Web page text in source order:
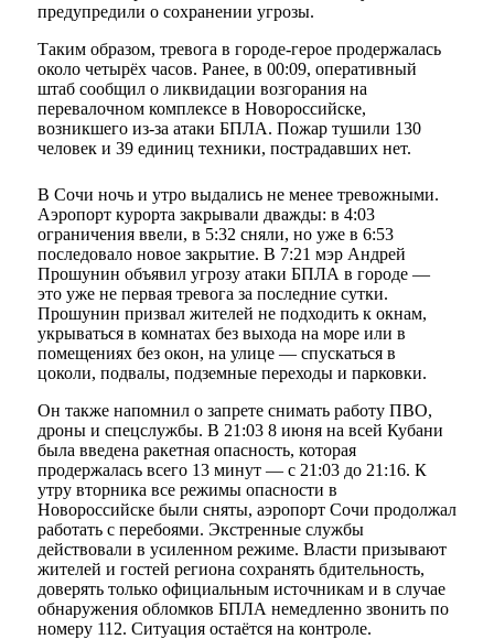
предупредили о сохранении угрозы.
Таким образом, тревога в городе-герое продержалась
около четырёх часов. Ранее, в 00:09, оперативный
штаб сообщил о ликвидации возгорания на
перевалочном комплексе в Новороссийске,
возникшего из-за атаки БПЛА. Пожар тушили 130
человек и 39 единиц техники, пострадавших нет.
В Сочи ночь и утро выдались не менее тревожными.
Аэропорт курорта закрывали дважды: в 4:03
ограничения ввели, в 5:32 сняли, но уже в 6:53
последовало новое закрытие. В 7:21 мэр Андрей
Прошунин объявил угрозу атаки БПЛА в городе —
это уже не первая тревога за последние сутки.
Прошунин призвал жителей не подходить к окнам,
укрываться в комнатах без выхода на море или в
помещениях без окон, на улице — спускаться в
цоколи, подвалы, подземные переходы и парковки.
Он также напомнил о запрете снимать работу ПВО,
дроны и спецслужбы. В 21:03 8 июня на всей Кубани
была введена ракетная опасность, которая
продержалась всего 13 минут — с 21:03 до 21:16. К
утру вторника все режимы опасности в
Новороссийске были сняты, аэропорт Сочи продолжал
работать с перебоями. Экстренные службы
действовали в усиленном режиме. Власти призывают
жителей и гостей региона сохранять бдительность,
доверять только официальным источникам и в случае
обнаружения обломков БПЛА немедленно звонить по
номеру 112. Ситуация остаётся на контроле.